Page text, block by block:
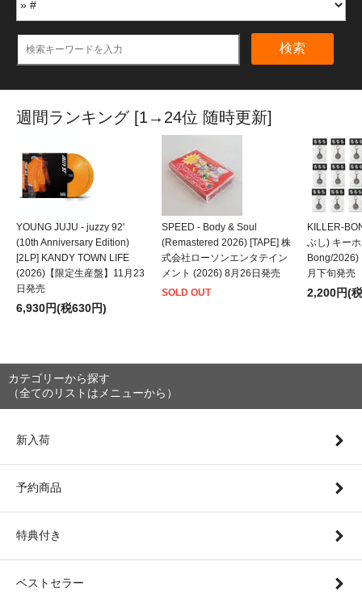
検索
週間ランキング [1→24位 随時更新]
YOUNG JUJU - juzzy 92'
(10th Anniversary Edition)
[2LP] KANDY TOWN LIFE
(2026)【限定生産盤】11月23
日発売
6,930円(税630円)
SPEED - Body & Soul
(Remastered 2026) [TAPE] 株
式会社ローソンエンタテイン
メント (2026) 8月26日発売
SOLD OUT
KILLER-
ぶし) キー
Bong/2026)
月下旬発売
2,200円(
カテゴリーから探す
（全てのリストはメニューから）
新入荷
予約商品
特典付き
ベストセラー